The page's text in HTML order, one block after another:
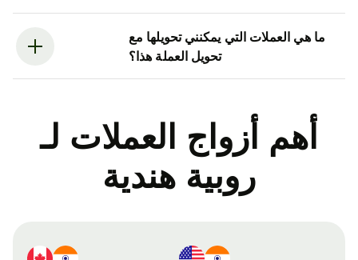
ما هي العملات التي يمكنني تحويلها مع
تحويل العملة هذا؟
أهم أزواج العملات لـ
روبية هندية